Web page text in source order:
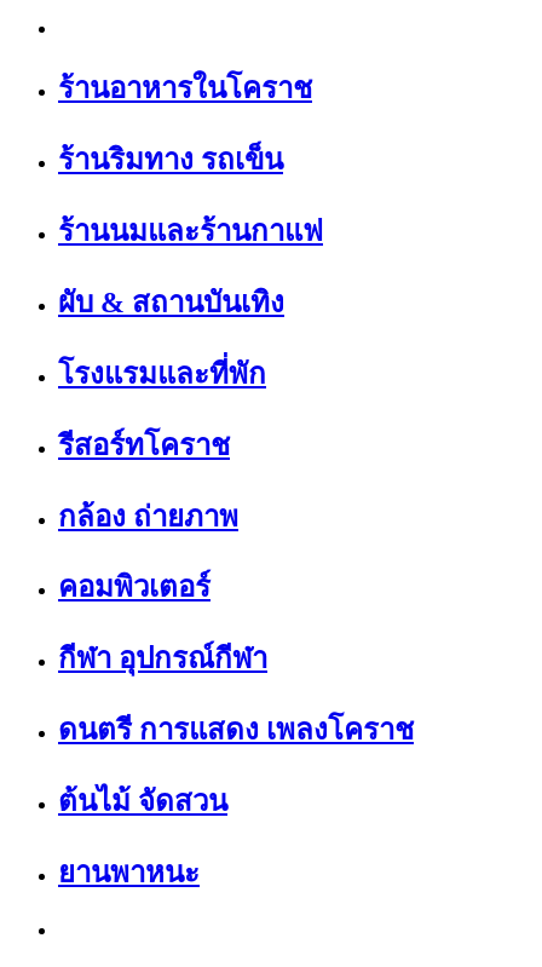
ร้านอาหารในโคราช
ร้านริมทาง รถเข็น
ร้านนมและร้านกาแฟ
ผับ & สถานบันเทิง
โรงแรมและที่พัก
รีสอร์ทโคราช
กล้อง ถ่ายภาพ
คอมพิวเตอร์
กีฬา อุปกรณ์กีฬา
ดนตรี การแสดง เพลงโคราช
ต้นไม้ จัดสวน
ยานพาหนะ